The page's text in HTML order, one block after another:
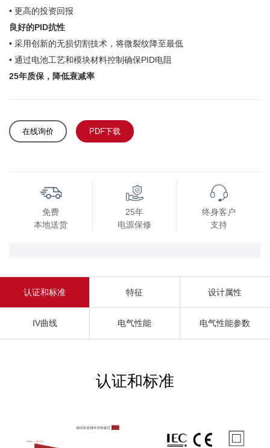
• 更高的投资回报
良好的PID抗性
• 采用创新的无损切割技术，将微裂纹降至最低
• 通过电池工艺和模块材料控制确保PID电阻
25年质保，降低衰减率
在线询价 PDF下载
免费
本地送货
25年
电源保修
终身客户
支持
认证和标准 特征 设计属性
IV曲线 电气性能 电气性能参数
认证和标准